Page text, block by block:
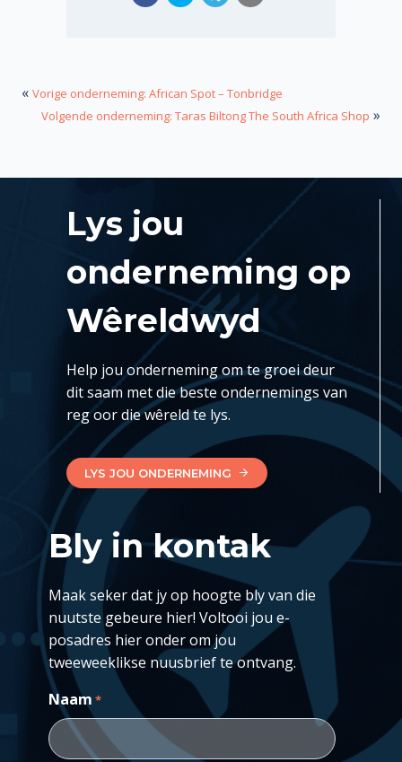
« Vorige onderneming: African Spot – Tonbridge
Volgende onderneming: Taras Biltong The South Africa Shop »
Lys jou
onderneming op
Wêreldwyd
Help jou onderneming om te groei deur
dit saam met die beste ondernemings van
reg oor die wêreld te lys.
LYS JOU ONDERNEMING
Bly in kontak
Maak seker dat jy op hoogte bly van die
nuutste gebeure hier! Voltooi jou e-
posadres hier onder om jou
tweeweeklikse nuusbrief te ontvang.
Naam *